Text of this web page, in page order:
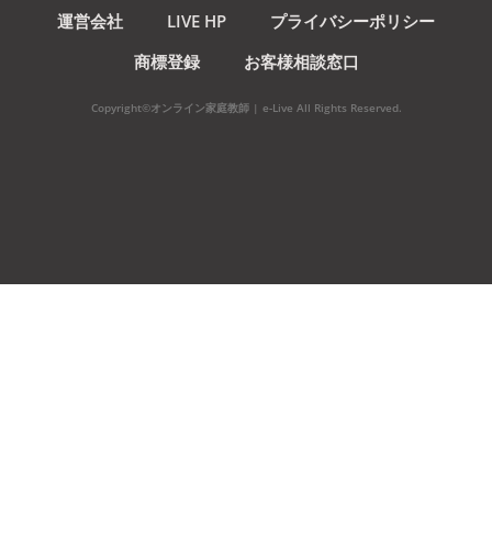
運営会社 LIVE HP
プライバシーポリシー
商標登録
お客様相談窓口
Copyright©オンライン家庭教師 | e-Live All Rights Reserved.